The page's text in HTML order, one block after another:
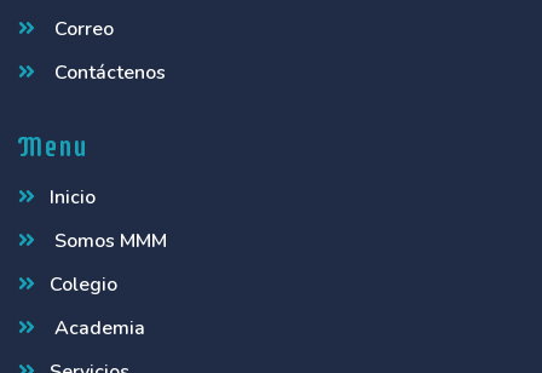
Correo
Contáctenos
Menu
Inicio
Somos MMM
Colegio
Academia